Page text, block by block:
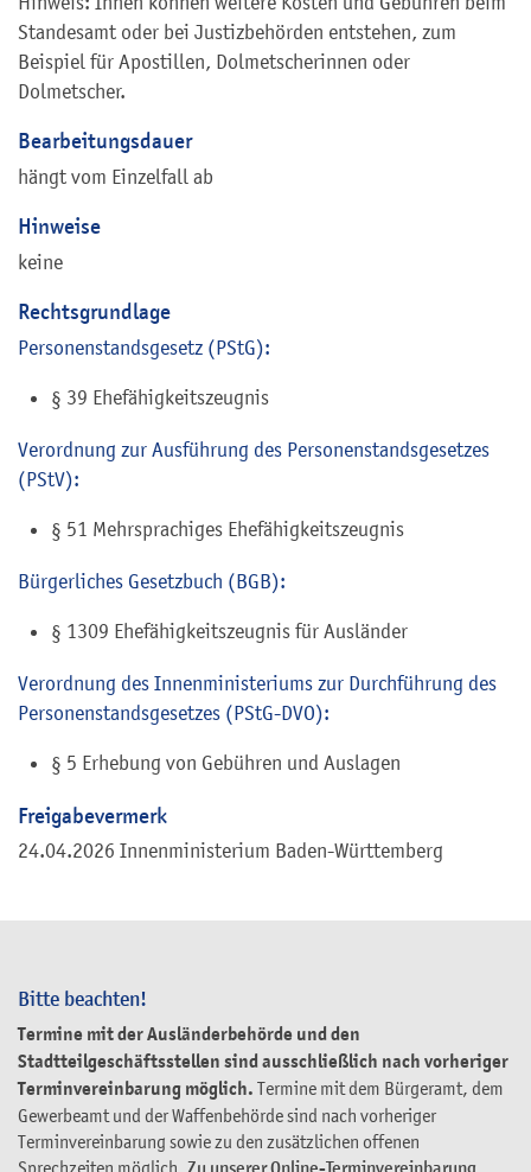
Bitte beachten!
Termine mit der Ausländerbehörde und den
Stadtteilgeschäftsstellen sind ausschließlich nach vorheriger
Terminvereinbarung möglich. Termine mit dem Bürgeramt, dem
Gewerbeamt und der Waffenbehörde sind nach vorheriger
Terminvereinbarung sowie zu den zusätzlichen offenen
Sprechzeiten möglich.
Standesamt oder bei Justizbehörden entstehen, zum
Beispiel für Apostillen, Dolmetscherinnen oder
Dolmetscher.
Bearbeitungsdauer
hängt vom Einzelfall ab
Hinweise
keine
Rechtsgrundlage
Personenstandsgesetz (PStG):
§ 39 Ehefähigkeitszeugnis
Verordnung zur Ausführung des Personenstandsgesetzes
(PStV):
§ 51 Mehrsprachiges Ehefähigkeitszeugnis
Bürgerliches Gesetzbuch (BGB):
§ 1309 Ehefähigkeitszeugnis für Ausländer
Verordnung des Innenministeriums zur Durchführung des
Personenstandsgesetzes (PStG-DVO):
§ 5 Erhebung von Gebühren und Auslagen
Freigabevermerk
24.04.2026 Innenministerium Baden-Württemberg